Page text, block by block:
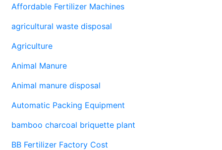
Affordable Fertilizer Machines
agricultural waste disposal
Agriculture
Animal Manure
Animal manure disposal
Automatic Packing Equipment
bamboo charcoal briquette plant
BB Fertilizer Factory Cost